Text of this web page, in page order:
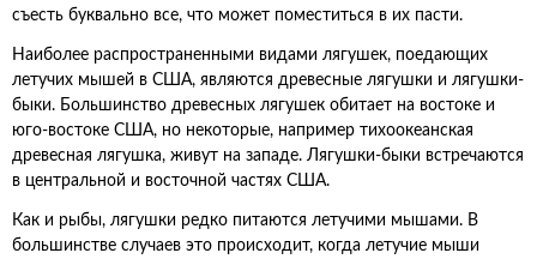
съесть буквально все, что может поместиться в их пасти.
Наиболее распространенными видами лягушек, поедающих
летучих мышей в США, являются древесные лягушки и лягушки-
быки. Большинство древесных лягушек обитает на востоке и
юго-востоке США, но некоторые, например тихоокеанская
древесная лягушка, живут на западе. Лягушки-быки встречаются
в центральной и восточной частях США.
Как и рыбы, лягушки редко питаются летучими мышами. В
большинстве случаев это происходит, когда летучие мыши